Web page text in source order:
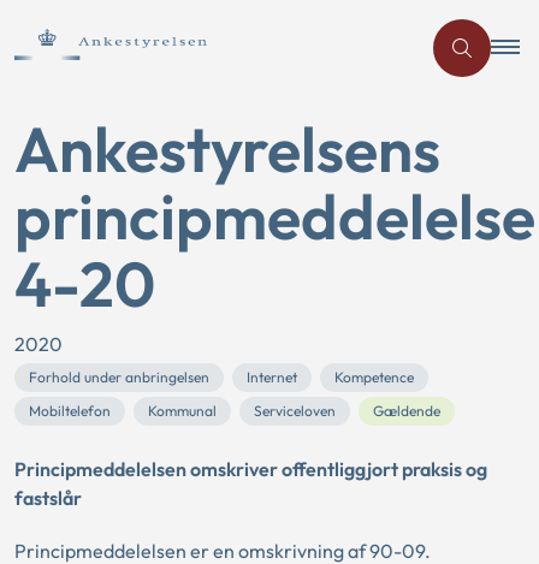
Ankestyrelsens
principmeddelelse
4-20
2020
Forhold under anbringelsen Internet
Kompetence
Mobiltelefon
Kommunal Serviceloven Gældende
Principmeddelelsen omskriver offentliggjort praksis og
fastslår
Principmeddelelsen er en omskrivning af 90-09.